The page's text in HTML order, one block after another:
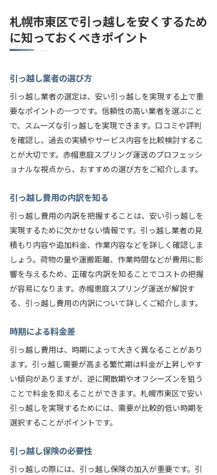
札幌市東区で引っ越しを安くするため
に知っておくべきポイント
引っ越し業者の選び方
引っ越し業者の選定は、安い引っ越しを実現する上で重
要なポイントの一つです。信頼性の高い業者を選ぶこと
で、スムーズな引っ越しを実現できます。口コミや評判
を確認し、過去の実績やサービス内容を比較検討するこ
とが大切です。赤帽恵庭スプリング運送のプロフェッシ
ョナルな視点から、おすすめの選び方をご紹介します。
引っ越し費用の内訳を知る
引っ越し費用の内訳を把握することは、安い引っ越しを
実現するために欠かせない情報です。引っ越し業者の見
積もり内容や追加料金、作業内容などを詳しく確認しま
しょう。荷物の量や運搬距離、作業時間などが費用に影
響を与えるため、正確な内訳を知ることでコストの把握
が容易になります。赤帽恵庭スプリング運送が解説す
る、引っ越し費用の内訳について詳しくご紹介します。
時期による料金差
引っ越し費用は、時期によって大きく異なることがあり
ます。引っ越し需要が高まる繁忙期は料金が上昇しやす
い傾向がありますが、逆に閑散期やオフシーズンを狙う
ことで料金を抑えることができます。札幌市東区で安い
引っ越しを実現するためには、需要が比較的低い時期を
選択することがポイントです。
引っ越し保険の必要性
引っ越しの際には、引っ越し保険の加入が重要です。引